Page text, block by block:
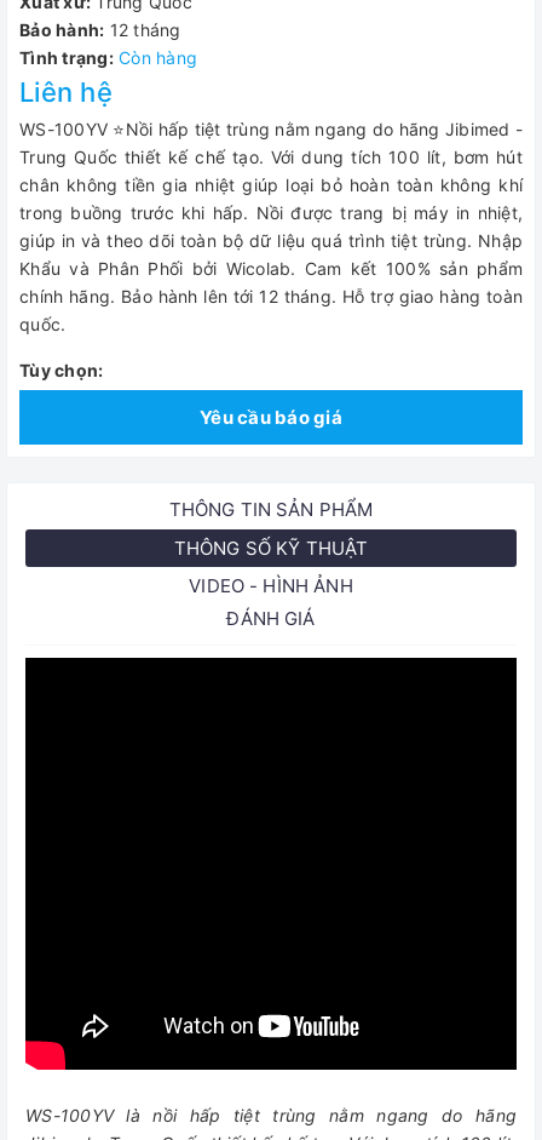
Bảo hành: 12 tháng
Tình trạng: Còn hàng
Liên hệ
WS-100YV ⭐Nồi hấp tiệt trùng nằm ngang do hãng Jibimed -
Trung Quốc thiết kế chế tạo. Với dung tích 100 lít, bơm hút
chân không tiền gia nhiệt giúp loại bỏ hoàn toàn không khí
trong buồng trước khi hấp. Nồi được trang bị máy in nhiệt,
giúp in và theo dõi toàn bộ dữ liệu quá trình tiệt trùng. ​​​Nhập
Khẩu và Phân Phối bởi Wicolab. Cam kết 100% sản phẩm
chính hãng. Bảo hành lên tới 12 tháng. Hỗ trợ giao hàng toàn
quốc.
Tùy chọn:
Yêu cầu báo giá
THÔNG TIN SẢN PHẨM
THÔNG SỐ KỸ THUẬT
VIDEO - HÌNH ẢNH
ĐÁNH GIÁ
WS-100YV là nồi hấp tiệt trùng nằm ngang do hãng